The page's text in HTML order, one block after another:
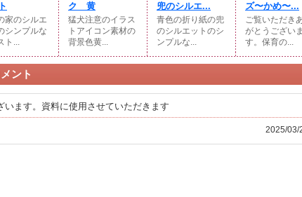
家のシルエ
シンプルな
ト...
ク 黄
猛犬注意のイラス
トアイコン素材の
背景色黄...
兜のシルエ...
青色の折り紙の兜
のシルエットのシ
ンプルな...
ズ〜かめ〜...
ご覧いただき
がとうございま
す。保育の...
ント
います。資料に使用させていただきます
2025/03/